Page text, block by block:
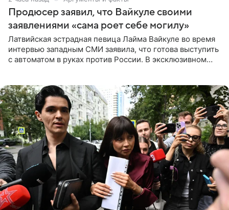
Продюсер заявил, что Вайкуле своими
заявлениями «сама роет себе могилу»
Латвийская эстрадная певица Лайма Вайкуле во время
интервью западным СМИ заявила, что готова выступить
с автоматом в руках против России. В эксклюзивном